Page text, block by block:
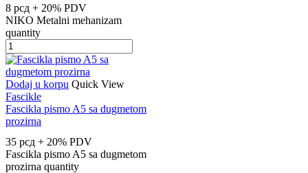
8 рсд + 20% PDV
NIKO Metalni mehanizam
quantity
Dodaj u korpu Quick View
Fascikle
Fascikla pismo A5 sa dugmetom
prozirna
35 рсд + 20% PDV
Fascikla pismo A5 sa dugmetom
prozirna quantity